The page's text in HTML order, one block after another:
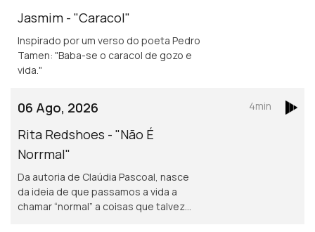
Jasmim - "Caracol"
Inspirado por um verso do poeta Pedro
Tamen: "Baba-se o caracol de gozo e
vida."
06 Ago, 2026
Rita Redshoes - "Não É
Norrmal"
Da autoria de Claúdia Pascoal, nasce
da ideia de que passamos a vida a
chamar “normal” a coisas que talvez
4min